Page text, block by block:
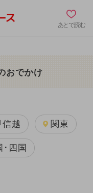
あとで読む
おでかけ
信越 関東
･四国